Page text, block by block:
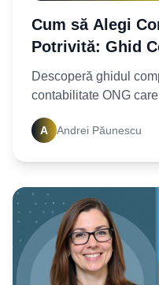
Cum să Alegi
Potrivită: Ghid
Descoperă ghidul
contabilitate ONG
A Andrei Păunescu